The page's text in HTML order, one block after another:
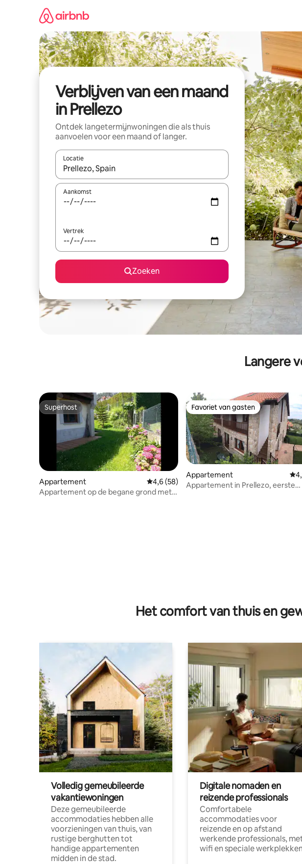
Verblijven van een maand
in Prellezo
Ontdek langetermijnwoningen die als thuis
aanvoelen voor een maand of langer.
Locatie
Wanneer er resultaten beschikbaar zijn, maak je een keuze met je de
Aankomst
Vertrek
Zoeken
Langere
Superhost
Superhost
Appartement Gemiddelde beoordeling van 4,6 op 5, 58
4,6 (58)
Appartement op de begane grond met
Favoriet van gasten
Favoriet van gasten
Appartement
Appartement in Prellezo, eerste
Het comfort van thuis en
Volledig gemeubileerde
vakantiewoningen
Deze gemeubileerde
accommodaties hebben alle
voorzieningen van thuis, van
rustige berghutten tot
handige appartementen
midden in de stad.
Digitale nomaden en
reizende professionals
Comfortabele
accommodaties voor
reizende en op afstand
werkende professionals,
wifi en speciale